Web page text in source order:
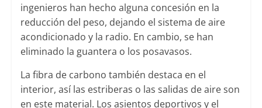
ingenieros han hecho alguna concesión en la
reducción del peso, dejando el sistema de aire
acondicionado y la radio. En cambio, se han
eliminado la guantera o los posavasos.
La fibra de carbono también destaca en el
interior, así las estriberas o las salidas de aire son
en este material. Los asientos deportivos y el